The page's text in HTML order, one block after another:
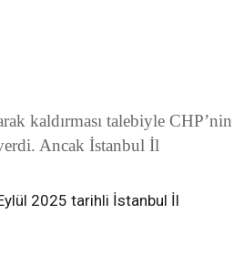
kaldırması talebiyle CHP’nin
Ancak İstanbul İl
2025 tarihli İstanbul İl